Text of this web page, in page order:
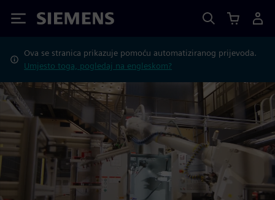
Siemens
Ova se stranica prikazuje pomoću automatiziranog prijevoda.
Umjesto toga, pogledaj na engleskom?